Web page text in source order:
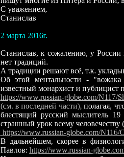
С уважением,
Станислав
2 марта 2016г.
Станислав, к сожалению, у России
нет традиций.
А традиции решают всё, т.к.
Об этой ментальности -
известный монархист и публицист
https://www.russian-globe.com/N117/
(см. в последней части), полагая,
блестящий русский мыслитель
страшный урок всему человечеству
https://www.russian-globe.com/N116/
В дальнейшем, скорее в
Павлов: https://www.russian-